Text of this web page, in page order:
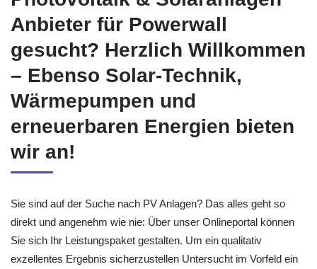
Einen kompetenten
Photovoltaik & Solaranlagen
Anbieter für Powerwall
gesucht? Herzlich Willkommen
– Ebenso Solar-Technik,
Wärmepumpen und
erneuerbaren Energien bieten
Sie sind auf der Suche nach PV Anlagen? Das alles geht so
direkt und angenehm wie nie: Über unser Onlineportal können